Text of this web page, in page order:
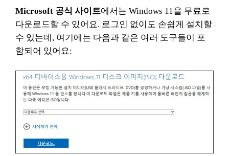
Microsoft 공식 사이트에서는 Windows 11을 무료로
다운로드할 수 있어요. 로그인 없이도 손쉽게 설치할
수 있는데, 여기에는 다음과 같은 여러 도구들이 포
함되어 있어요: